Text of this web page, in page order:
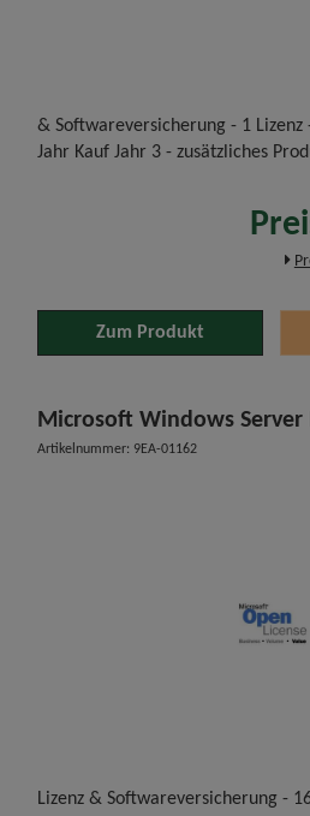
& Softwareversicherung - 1
Jahr Kauf Jahr 3 - zusätzliches
Zum Produkt
Microsoft Windows
Artikelnummer: 9EA-01162
Lizenz & Softwareversicherung -